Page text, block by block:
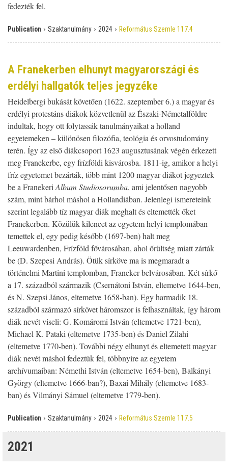
fedezték fel.
Publication › Szaktanulmány › 2024 › Református Szemle 117.4
A Franekerben elhunyt magyarországi és
erdélyi hallgatók teljes jegyzéke
Heidelbergi bukását követően (1622. szeptember 6.) a magyar és
erdélyi protestáns diákok közvetlenül az Északi-Németalföldre
indultak, hogy ott folytassák tanulmányaikat a holland
egyetemeken – különösen filozófia, teológia és orvostudomány
terén. Így az első diákcsoport 1623 augusztusának végén érkezett
meg Franekerbe, egy frízföldi kisvárosba. 1811-ig, amikor a helyi
fríz egyetemet bezárták, több mint 1200 magyar diákot jegyeztek
be a FranekeriAlbum Studiosorumba, ami jelentősen nagyobb
szám, mint bárhol máshol a Hollandiában. Jelenlegi ismereteink
szerint legalább tíz magyar diák meghalt és eltemették őket
Franekerben. Közülük kilencet az egyetem helyi templomában
temettek el, egy pedig később (1697-ben) halt meg
Leeuwardenben, Frízföld fővárosában, ahol őrültség miatt zárták
be (D. Szepesi András). Ötük sírköve ma is megmaradt a
történelmi Martini templomban, Franeker belvárosában. Két sírkő
a 17. századból származik (Csernátoni István, eltemetve 1644-ben,
és N. Szepsi János, eltemetve 1658-ban). Egy harmadik 18.
századból származó sírkövet háromszor is felhasználtak, így három
diák nevét viseli: G. Komáromi István (eltemetve 1721-ben),
Michael K. Pataki (eltemetve 1735-ben) és Daniel Zilahi
(eltemetve 1770-ben). További négy elhunyt és eltemetett magyar
diák nevét máshol fedeztük fel, többnyire az egyetem
archívumaiban: Némethi István (eltemetve 1654-ben), Balkányi
György (eltemetve 1666-ban?), Baxai Mihály (eltemetve 1683-
ban) és Vilmányi Sámuel (eltemetve 1779-ben).
Publication › Szaktanulmány › 2024 › Református Szemle 117.5
2021